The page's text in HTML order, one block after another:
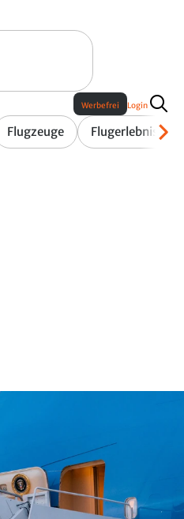
Flugzeuge Flugerlebnis
Werbefrei Login